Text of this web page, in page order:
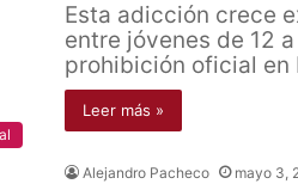
Esta adicción crece
entre jóvenes de 12
prohibición oficial en
Leer más »
Alejandro Pacheco mayo 3,